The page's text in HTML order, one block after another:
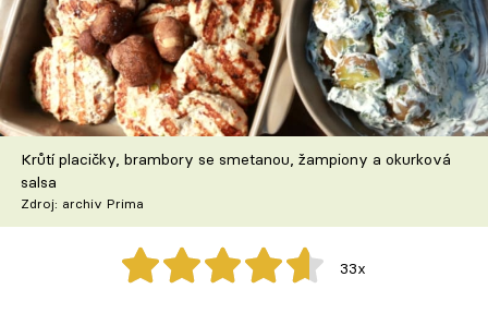
Škola vaření
Recepty z TV
Speciál: Cuketa
Těhotnej kuchař
Sledujte prima+
Krůtí placičky, brambory se smetanou, žampiony a okurková
salsa
Zdroj: archiv Prima
33x